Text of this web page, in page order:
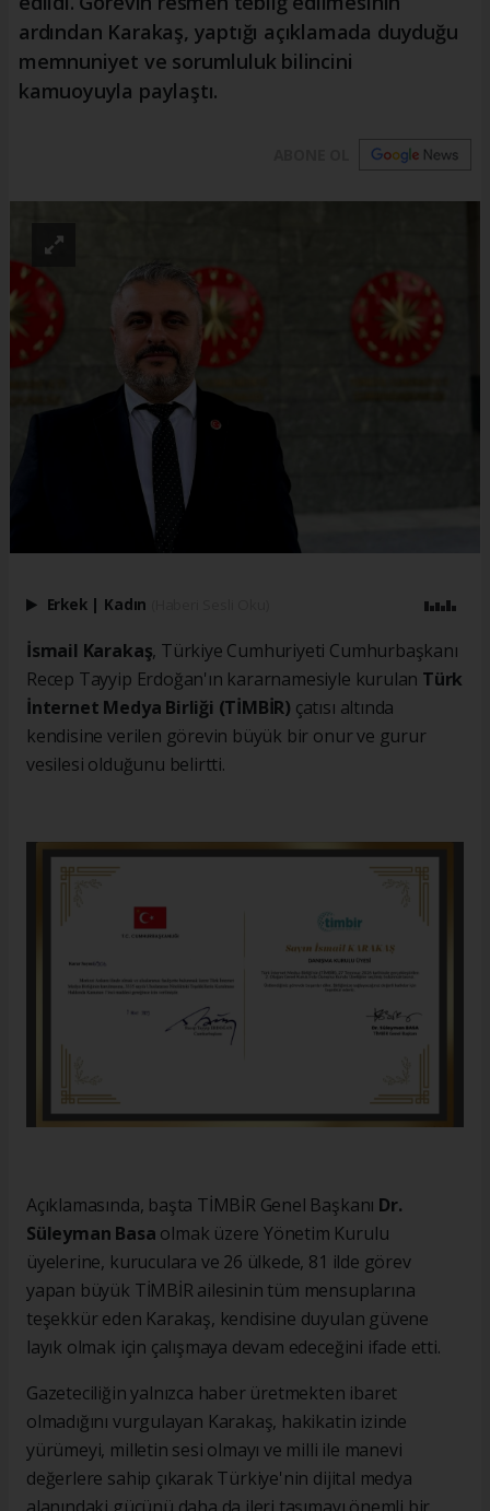
ardından Karakaş, yaptığı açıklamada duyduğu
memnuniyet ve sorumluluk bilincini
kamuoyuyla paylaştı.
Erkek | Kadın
İsmail Karakaş, Türkiye Cumhuriyeti Cumhurbaşkanı
Recep Tayyip Erdoğan'ın kararnamesiyle kurulan Türk
İnternet Medya Birliği (TİMBİR) çatısı altında
kendisine verilen görevin büyük bir onur ve gurur
vesilesi olduğunu belirtti.
Açıklamasında, başta TİMBİR Genel Başkanı Dr.
Süleyman Basa olmak üzere Yönetim Kurulu
üyelerine, kuruculara ve 26 ülkede, 81 ilde görev
yapan büyük TİMBİR ailesinin tüm mensuplarına
teşekkür eden Karakaş, kendisine duyulan güvene
layık olmak için çalışmaya devam edeceğini ifade etti.
Gazeteciliğin yalnızca haber üretmekten ibaret
olmadığını vurgulayan Karakaş, hakikatin izinde
yürümeyi, milletin sesi olmayı ve milli ile manevi
değerlere sahip çıkarak Türkiye'nin dijital medya
alanındaki gücünü daha da ileri taşımayı önemli bir